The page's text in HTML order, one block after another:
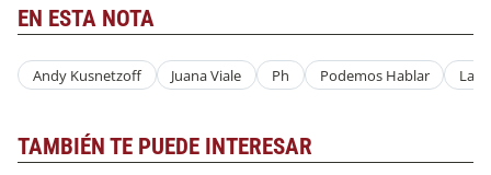
EN ESTA NOTA
Andy Kusnetzoff Juana Viale Ph Podemos Hablar La
TAMBIÉN TE PUEDE INTERESAR